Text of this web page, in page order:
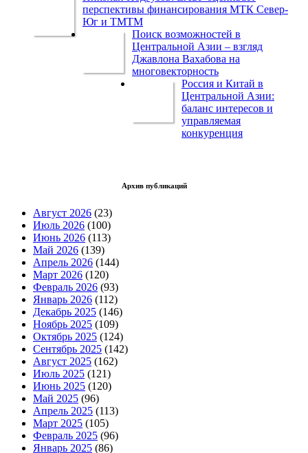
перспективы финансирования МТК Север-
Юг и ТМТМ
Поиск возможностей в
Центральной Азии – взгляд
Джавлона Вахабова на
многовекторность
Россия и Китай в
Центральной Азии:
баланс интересов и
управляемая
конкуренция
Архив публикаций
Август 2026 (23)
Июль 2026 (100)
Июнь 2026 (113)
Май 2026 (139)
Апрель 2026 (144)
Март 2026 (120)
Февраль 2026 (93)
Январь 2026 (112)
Декабрь 2025 (146)
Ноябрь 2025 (109)
Октябрь 2025 (124)
Сентябрь 2025 (142)
Август 2025 (162)
Июль 2025 (121)
Июнь 2025 (120)
Май 2025 (96)
Апрель 2025 (113)
Март 2025 (105)
Февраль 2025 (96)
Январь 2025 (86)